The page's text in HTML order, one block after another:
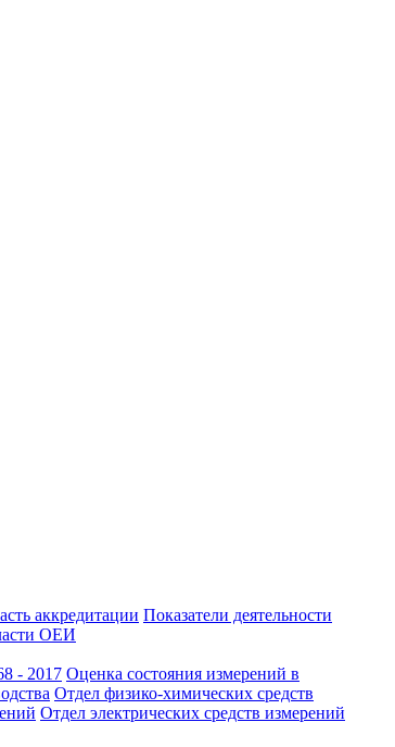
аккредитации Показатели деятельности
ОЕИ
- 2017 Оценка состояния измерений в
Отдел физико-химических средств
Отдел электрических средств измерений